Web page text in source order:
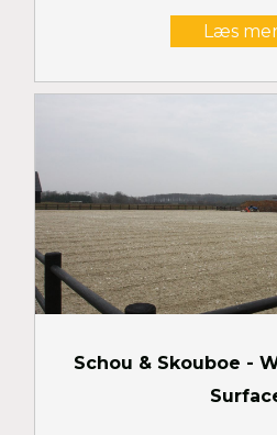
Læs
Schou & Skouboe -